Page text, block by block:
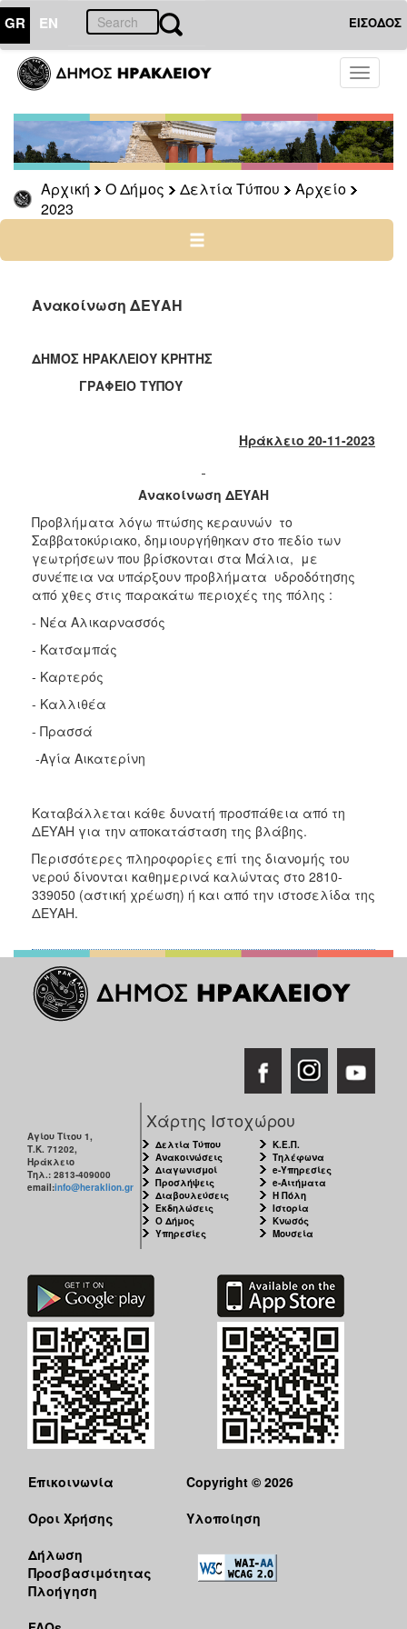
GR EN ΕΙΣΟΔΟΣ
Toggle
Αρχική Ο Δήμος Δελτία Τύπου
Αρχείο
2023
ΔΗΜΟΣ
Δελτία
Τύπου
Αρχείο
2026
2025
2022
2020
2019
2013
2012
2011
2010
2006
ΤΟΠΟΣ
ΑΝΘΕΚΤΙΚΗ
ΠΟΛΗ
Ανακοίνωση ΔΕΥΑΗ
ΔΗΜΟΣ ΗΡΑΚΛΕΙΟΥ ΚΡΗΤΗΣ
ΓΡΑΦΕΙΟ ΤΥΠΟΥ
Ηράκλειο 20-11-2023
Ανακοίνωση ΔΕΥΑΗ
Προβλήματα λόγω πτώσης κεραυνών το
Σαββατοκύριακο, δημιουργήθηκαν στο πεδίο των
γεωτρήσεων που βρίσκονται στα Μάλια, με
συνέπεια να υπάρξουν προβλήματα υδροδότησης
από χθες στις παρακάτω περιοχές της πόλης :
- Νέα Αλικαρνασσός
- Κατσαμπάς
- Καρτερός
- Καλλιθέα
- Πρασσά
-Αγία Αικατερίνη
Καταβάλλεται κάθε δυνατή προσπάθεια από τη
ΔΕΥΑΗ για την αποκατάσταση της βλάβης.
Περισσότερες πληροφορίες επί της διανομής του
νερού δίνονται καθημερινά καλώντας στο 2810-
339050 (αστική χρέωση) ή και από την ιστοσελίδα της
ΔΕΥΑΗ.
Αγίου Τίτου 1,
Τ.Κ. 71202,
Ηράκλειο
Τηλ.: 2813-409000
email:info@heraklion.gr
Χάρτης Ιστοχώρου
Δελτία Τύπου
Ανακοινώσεις
Διαγωνισμοί
Προσλήψεις
Διαβουλεύσεις
Εκδηλώσεις
Ο Δήμος
Υπηρεσίες
Κ.Ε.Π.
Τηλέφωνα
e-Υπηρεσίες
e-Αιτήματα
Η Πόλη
Ιστορία
Κνωσός
Μουσεία
Επικοινωνία
Όροι Χρήσης
Δήλωση
Προσβασιμότητας
Πλοήγηση
Copyright © 2026
Υλοποίηση